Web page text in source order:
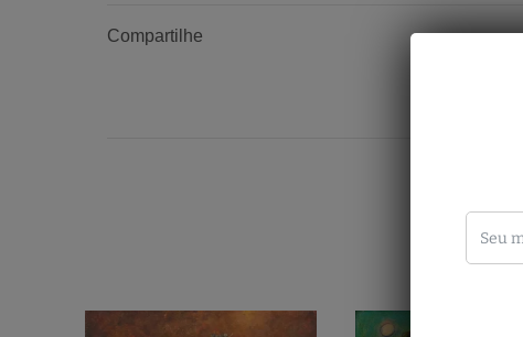
Compartilhe